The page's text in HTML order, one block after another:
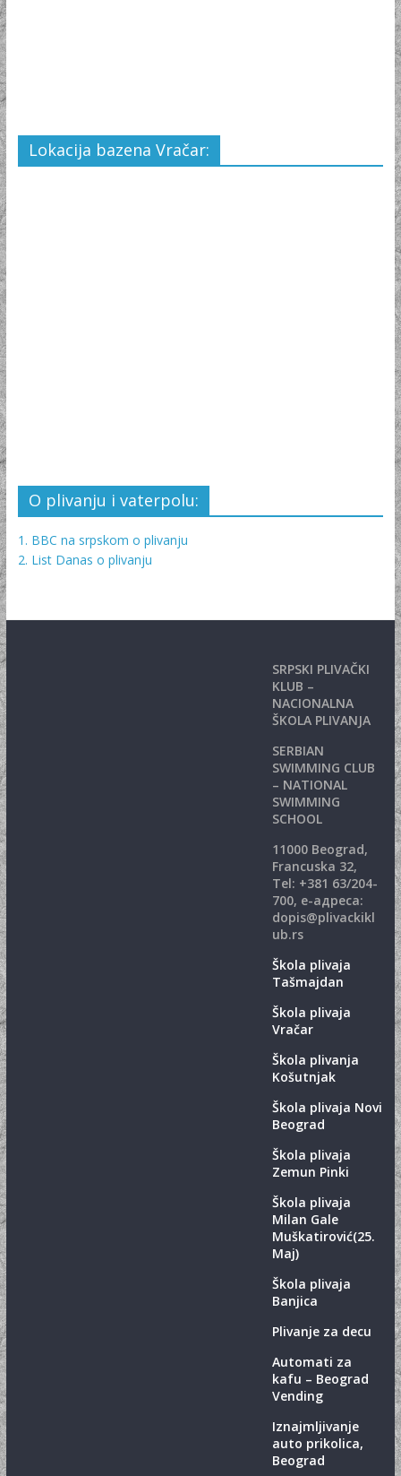
Lokacija bazena Vračar:
O plivanju i vaterpolu:
1. BBC na srpskom o plivanju
2. List Danas o plivanju
SRPSKI PLIVAČKI
KLUB –
NACIONALNA
ŠKOLA PLIVANJA
SERBIAN
SWIMMING CLUB
– NATIONAL
SWIMMING
SCHOOL
11000 Beograd,
Francuska 32,
Теl: +381 63/204-
700, е-адреса:
dopis@plivackikl
ub.rs
Škola plivaja
Tašmajdan
Škola plivaja
Vračar
Škola plivanja
Košutnjak
Škola plivaja Novi
Beograd
Škola plivaja
Zemun Pinki
Škola plivaja
Milan Gale
Muškatirović(25.
Maj)
Škola plivaja
Banjica
Plivanje za decu
Automati za
kafu – Beograd
Vending
Iznajmljivanje
auto prikolica,
Beograd